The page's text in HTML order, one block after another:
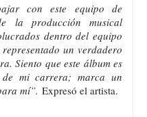
con este equipo de
la producción musical
dentro del equipo
un verdadero
Siento que este álbum es
mi carrera; marca un
mí”.Expresó el artista.